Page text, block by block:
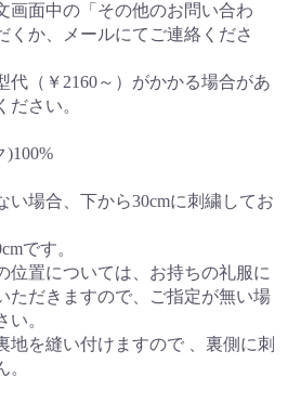
画面中の「その他のお問い合わ
くか、メールにてご連絡くださ
（￥2160～）がかかる場合があ
ださい。
)100%
い場合、下から30cmに刺繍してお
です。
位置については、お持ちの礼服に
ただきますので、ご指定が無い場
。
地を縫い付けますので 、裏側に刺